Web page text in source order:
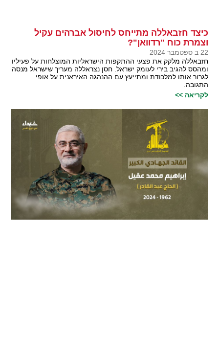
כיצד חזבאללה מתייחס לחיסול אברהים עקיל
וצמרת כוח "רדוואן"?
22 ב ספטמבר 2024
חזבאללה מלקק את פצעי ההתקפות הישראליות המוצלחות על פעיליו
ומהסס להגיב בירי לעומק ישראל. חסן נצראללה מעריך שישראל מנסה
לגרור אותו למלכודת ומתייעץ עם ההנהגה האיראנית על אופי
התגובה.
לקריאה >>